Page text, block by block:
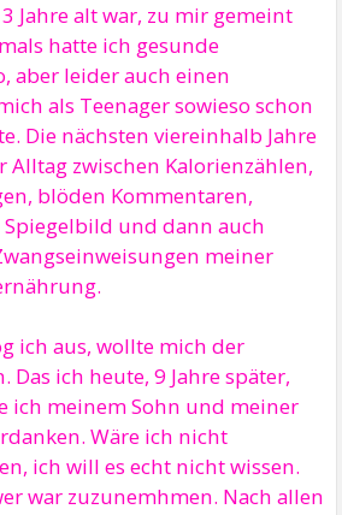
Jahre alt war, zu mir gemeint
hatte ich gesunde
aber leider auch einen
als Teenager sowieso schon
Die nächsten viereinhalb Jahre
Alltag zwischen Kalorienzählen,
blöden Kommentaren,
und dann auch
meiner
ich aus, wollte mich der
Das ich heute, 9 Jahre später,
ich meinem Sohn und meiner
Wäre ich nicht
ich will es echt nicht wissen.
war zuzunemhmen. Nach allen